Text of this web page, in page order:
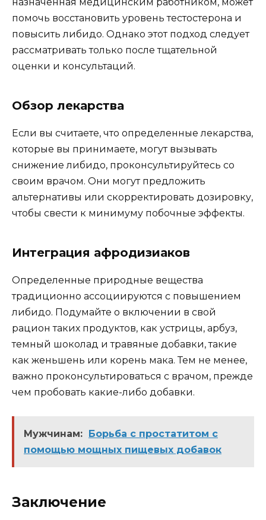
помочь восстановить уровень тестостерона и
повысить либидо. Однако этот подход следует
рассматривать только после тщательной
оценки и консультаций.
Обзор лекарства
Если вы считаете, что определенные лекарства,
которые вы принимаете, могут вызывать
снижение либидо, проконсультируйтесь со
своим врачом. Они могут предложить
альтернативы или скорректировать дозировку,
чтобы свести к минимуму побочные эффекты.
Интеграция афродизиаков
Определенные природные вещества
традиционно ассоциируются с повышением
либидо. Подумайте о включении в свой
рацион таких продуктов, как устрицы, арбуз,
темный шоколад и травяные добавки, такие
как женьшень или корень мака. Тем не менее,
важно проконсультироваться с врачом, прежде
чем пробовать какие-либо добавки.
Мужчинам: Борьба с простатитом с
помощью мощных пищевых добавок
Заключение